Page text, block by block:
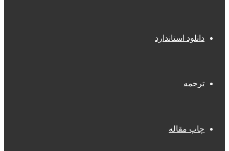
دانلود استاندارد
ترجمه
چاپ مقاله